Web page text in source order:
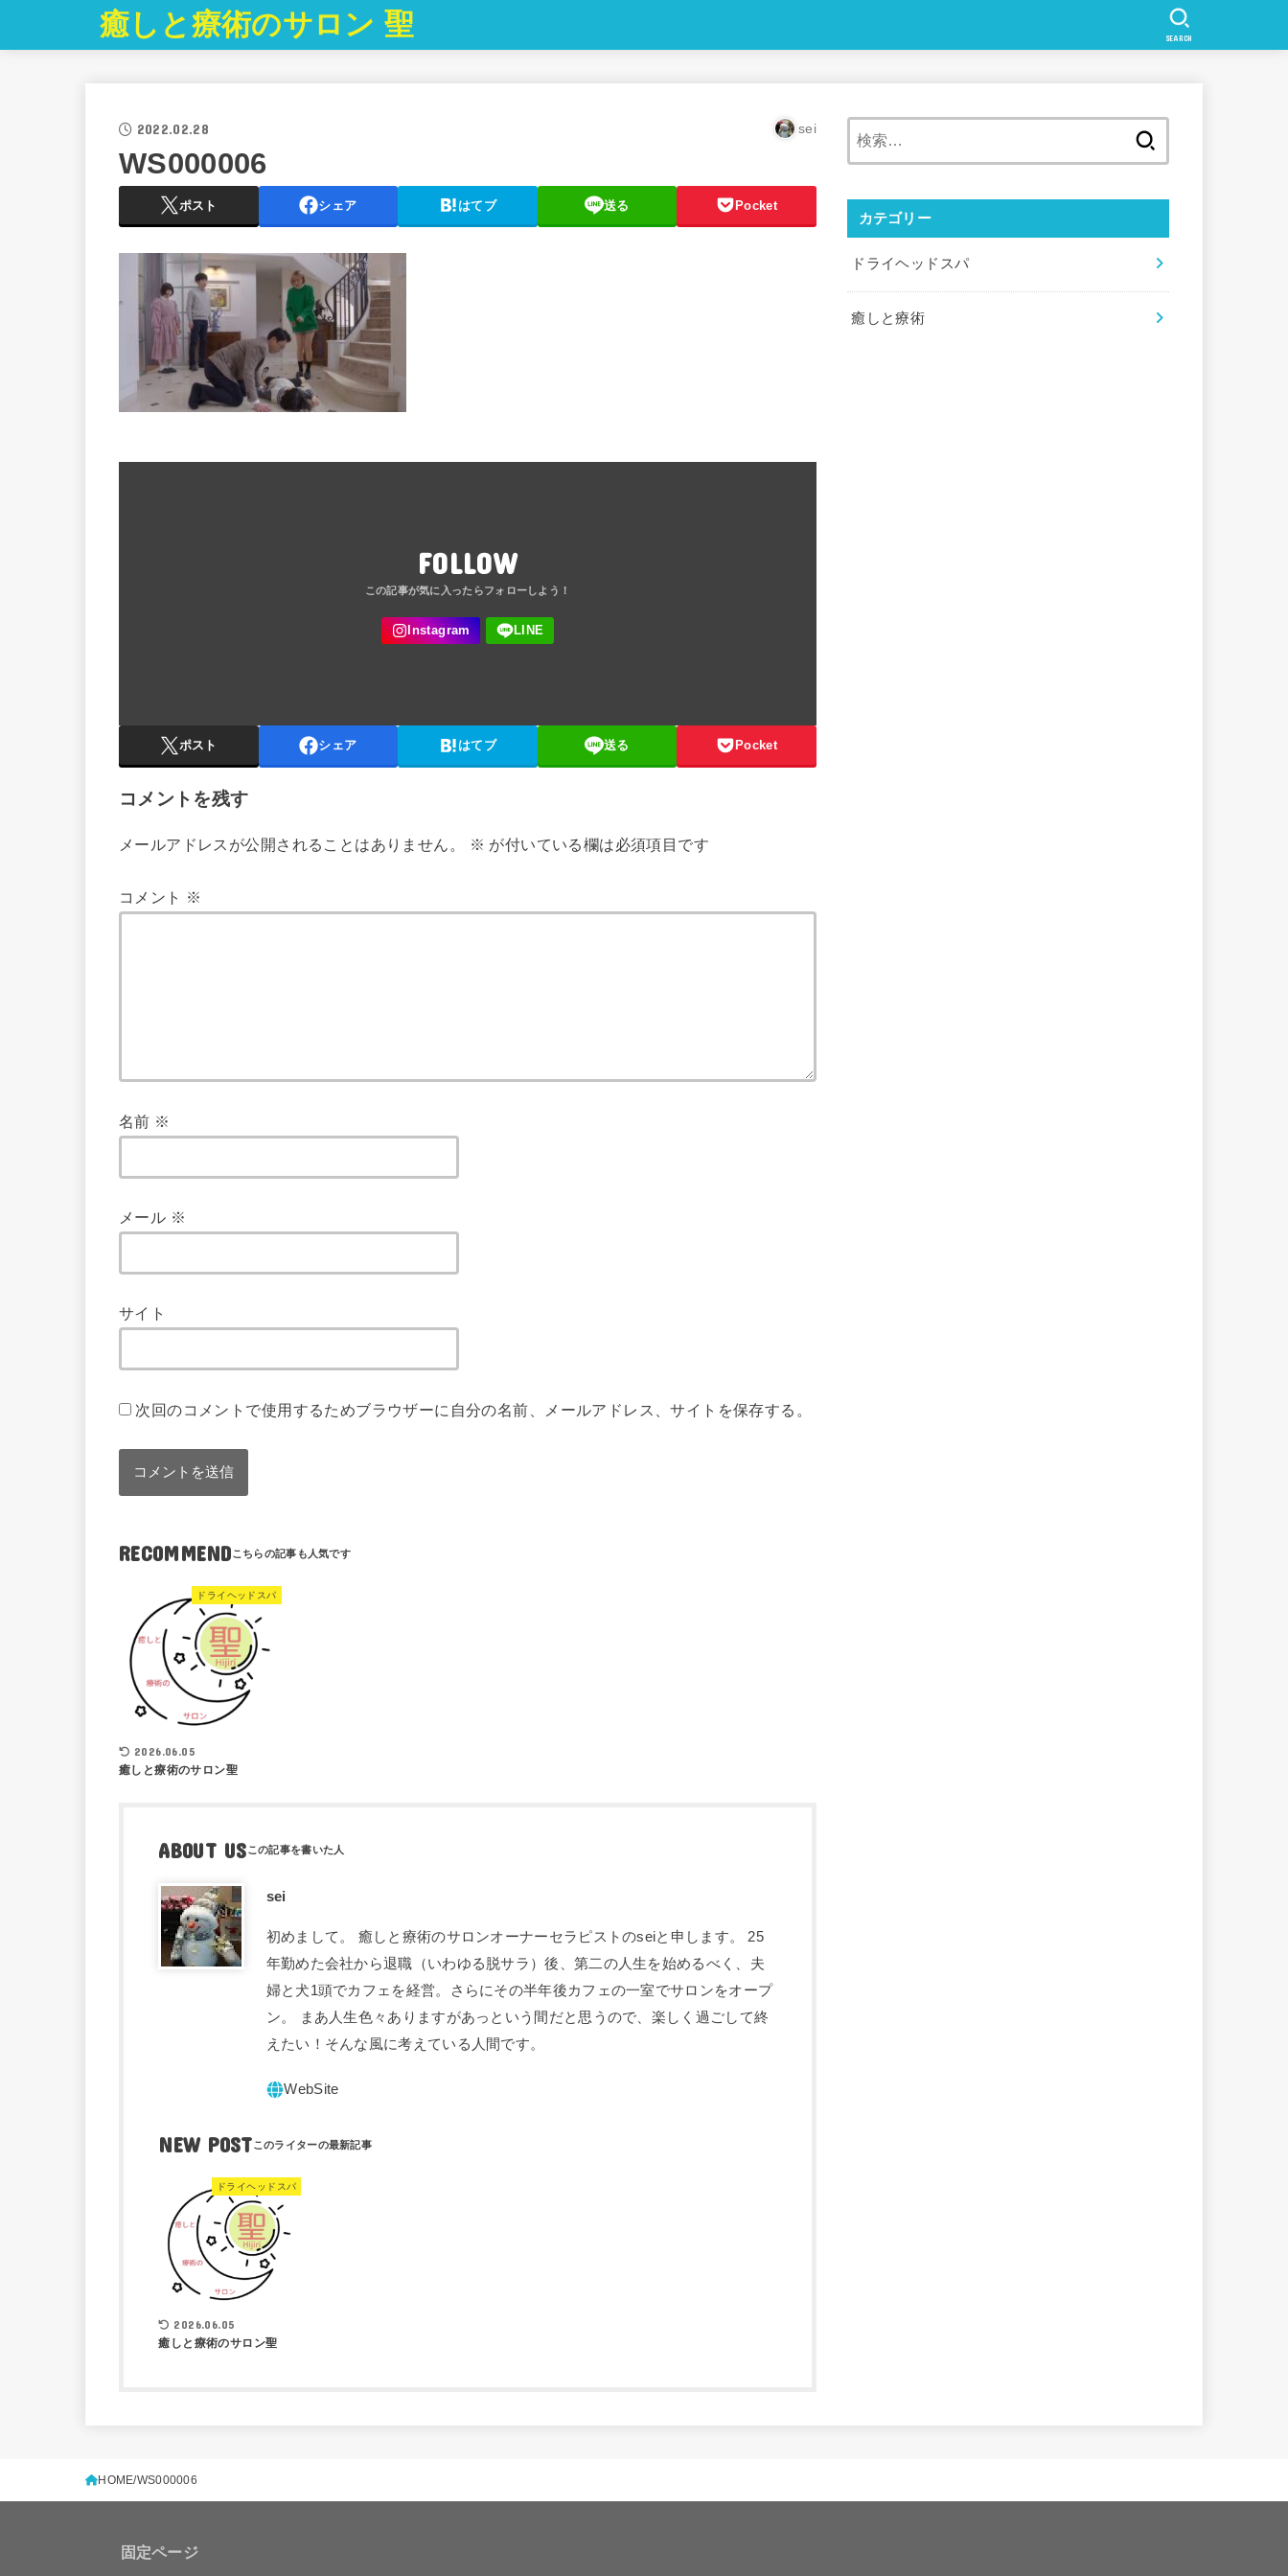
癒しと療術のサロン 聖 SEARCH
2022.02.28 sei
WS000006
ポスト シェア はてブ 送る Pocket
FOLLOW
ポスト シェア はてブ 送る Pocket
コメントを残す
メールアドレスが公開されることはありません。 ※ が付いている欄は必須項目です
コメント ※
名前 ※
メール ※
サイト
次回のコメントで使用するためブラウザーに自分の名前、メールアドレス、サイトを保存する。
RECOMMEND
ドライヘッドスパ
2026.06.05
癒しと療術のサロン聖
ABOUT US
sei
初めまして。 癒しと療術のサロンオーナーセラピストのseiと申します。 25
年勤めた会社から退職（いわゆる脱サラ）後、第二の人生を始めるべく、夫
婦と犬1頭でカフェを経営。さらにその半年後カフェの一室でサロンをオープ
ン。 まあ人生色々ありますがあっという間だと思うので、楽しく過ごして終
えたい！そんな風に考えている人間です。
NEW POST
ドライヘッドスパ
2026.06.05
癒しと療術のサロン聖
カテゴリー
ドライヘッドスパ
癒しと療術
HOME WS000006
固定ページ